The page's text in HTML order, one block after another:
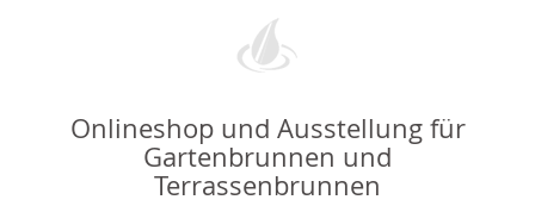
Onlineshop und Ausstellung für
Gartenbrunnen und
Terrassenbrunnen